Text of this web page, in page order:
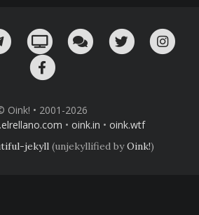
un email!
¡Nuestro canal en Telegram!
Oink! TV Charla con nosotros
Twitter
Oink! • 2001-2026
• oink.in • oink.wtf
jekyll (unjekyllified byOink!)